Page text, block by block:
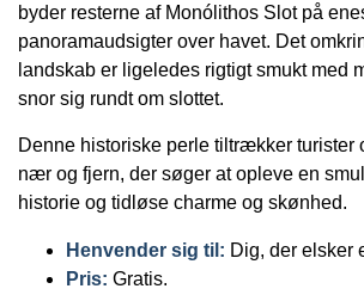
byder resterne af Monólithos Slot på
panoramaudsigter over havet. Det
landskab er ligeledes rigtigt smukt med
snor sig rundt om slottet.
Denne historiske perle tiltrækker turister
nær og fjern, der søger at opleve en
historie og tidløse charme og skønhed.
Henvender sig til: Dig, der elsker
Pris: Gratis.